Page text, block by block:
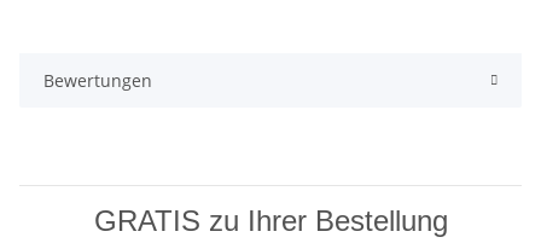
Bewertungen
GRATIS zu Ihrer Bestellung